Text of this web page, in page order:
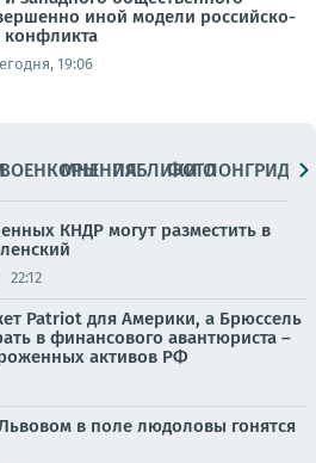
иной модели российско-
конфликта
19:06
ВОЕНКОРЫМНЕНИЯПАБЛИКИ
ФОТОЛОНГРИДЫ
КНДР могут разместить в
22:12
Patriot для Америки, а Брюссель
в финансового авантюриста –
активов РФ
в поле людоловы гонятся